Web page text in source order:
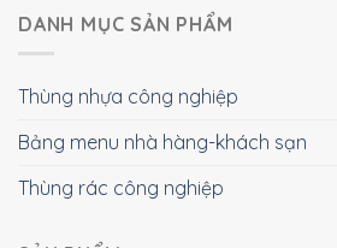
DANH MỤC SẢN PHẨM
Thùng nhựa công nghiệp
Bảng menu nhà hàng-khách sạn
Thùng rác công nghiệp